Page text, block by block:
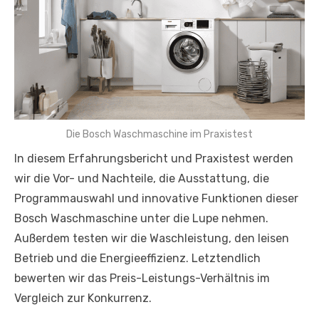
Die Bosch Waschmaschine im Praxistest
In diesem Erfahrungsbericht und Praxistest werden
wir die Vor- und Nachteile, die Ausstattung, die
Programmauswahl und innovative Funktionen dieser
Bosch Waschmaschine unter die Lupe nehmen.
Außerdem testen wir die Waschleistung, den leisen
Betrieb und die Energieeffizienz. Letztendlich
bewerten wir das Preis-Leistungs-Verhältnis im
Vergleich zur Konkurrenz.